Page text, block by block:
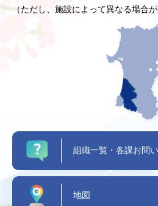
（ただし、施設によって異なる場合が
組織一覧・各課お問
地図